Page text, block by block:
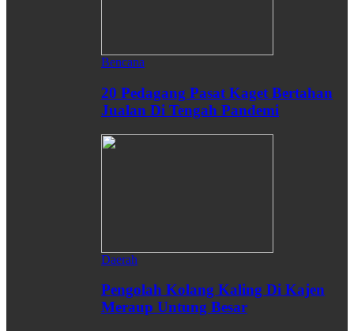
Bencana
20 Pedagang Pasat Kaget Bertahan
Jualan Di Tengah Pandemi
Daerah
Pengolah Kolang Kaling Di Kajen
Meraup Untung Besar